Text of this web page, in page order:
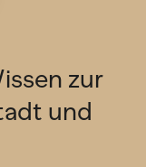
zur
und